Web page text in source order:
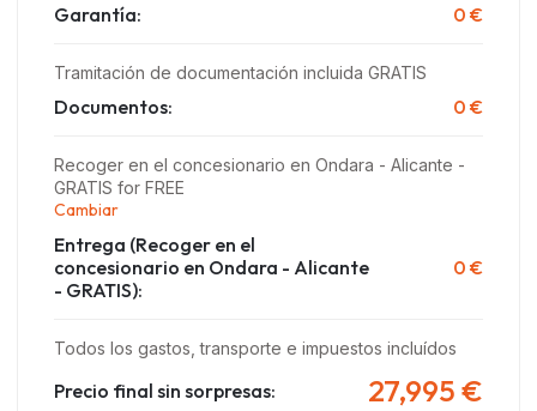
Garantía: 0 €
Tramitación de documentación incluida GRATIS
Documentos: 0 €
Recoger en el concesionario en Ondara - Alicante -
GRATIS for FREE
Cambiar
Entrega (Recoger en el
concesionario en Ondara - Alicante
- GRATIS):
0 €
Todos los gastos, transporte e impuestos incluídos
Precio final sin sorpresas: 27,995 €